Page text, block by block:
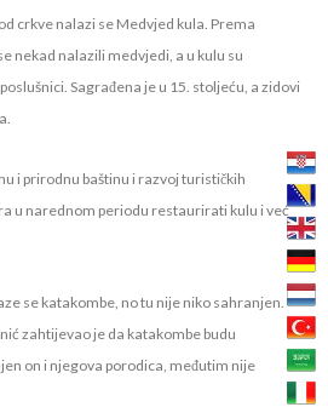
crkve nalazi se Medvjed kula. Prema
nekad nalazili medvjedi, a u kulu su
Sagrađena je u 15. stoljeću, a zidovi
i prirodnu baštinu i razvoj turističkih
u narednom periodu restaurirati kulu i već
se katakombe, no tu nije niko sahranjen.
zahtijevao je da katakombe budu
on i njegova porodica, međutim nije